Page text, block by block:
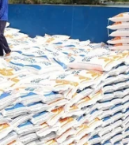
Vietnam+)